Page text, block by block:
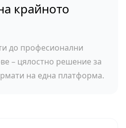
крайното
до професионални
– цялостно решение за
на една платформа.